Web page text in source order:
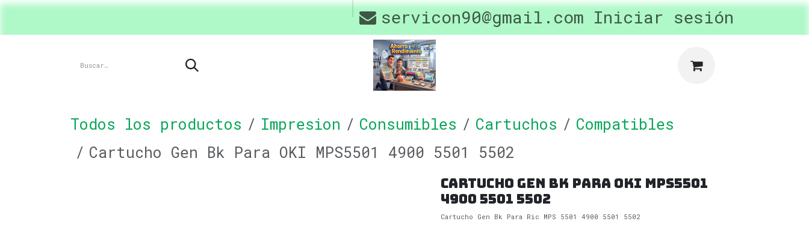
Ir al contenido Drivers Contáctenos Ofertas y Promociones
servicon90@gmail.com Iniciar sesión
Todos los productos Impresion Consumibles Cartuchos
Compatibles
Cartucho Gen Bk Para OKI MPS5501 4900 5501 5502
Cartucho Gen Bk Para OKI MPS5501
4900 5501 5502
Cartucho Gen Bk Para Ric MPS 5501 4900 5501 5502